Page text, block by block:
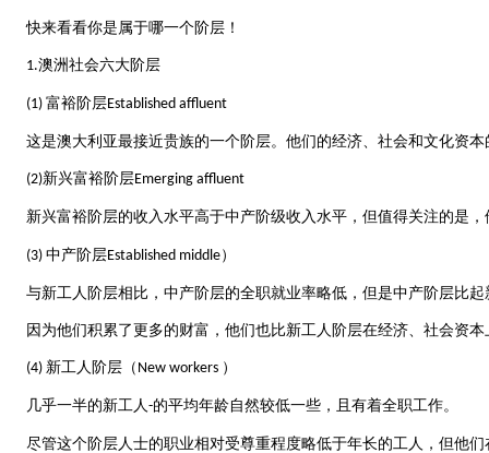
快来看看你是属于哪一个阶层！
1.澳洲社会六大阶层
(1) 富裕阶层Established affluent
这是澳大利亚最接近贵族的一个阶层。他们的经济、社会和文化资本
(2)新兴富裕阶层Emerging affluent
新兴富裕阶层的收入水平高于中产阶级收入水平，但值得关注的是，
(3) 中产阶层Established middle）
与新工人阶层相比，中产阶层的全职就业率略低，但是中产阶层比起
因为他们积累了更多的财富，他们也比新工人阶层在经济、社会资本
(4) 新工人阶层（ New workers ）
几乎一半的新工人 -的平均年龄自然较低一些，且有着全职工作。
尽管这个阶层人士的职业相对受尊重程度略低于年长的工人，但他